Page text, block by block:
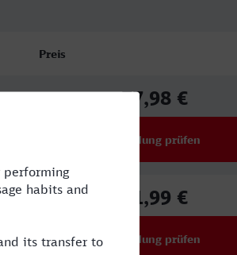
Preis
77,98 €
Verbindung prüfen
61,99 €
Verbindung prüfen